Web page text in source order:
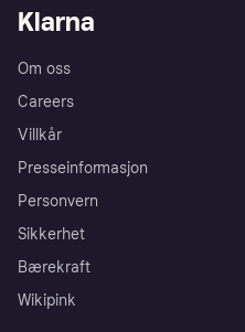
Klarna
Om oss
Careers
Villkår
Presseinformasjon
Personvern
Sikkerhet
Bærekraft
Wikipink